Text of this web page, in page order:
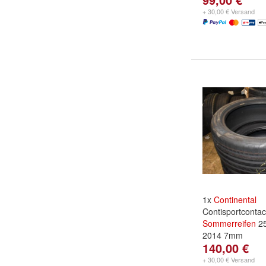
+ 30,00 € Versand
1x Continental
Sommerreifen
2014 7mm
140,00 €
+ 30,00 € Versand